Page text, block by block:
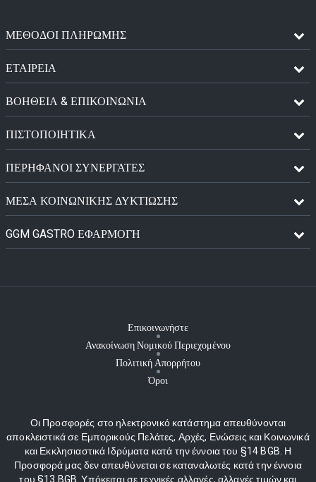
ΜΈΘΟΔΟΙ ΠΛΗΡΩΜΉΣ
ΕΤΑΙΡΕΙΑ
ΒΟΗΘΕΙΑ & ΕΠΙΚΟΙΝΩΝΙΑ
ΠΙΣΤΟΠΟΙΗΤΙΚΆ
ΠΕΡΉΦΑΝΟΙ ΣΥΝΕΡΓΆΤΕΣ
ΜΈΣΑ ΚΟΙΝΩΝΙΚΉΣ ΔΥΚΤΊΩΣΗΣ
GGM GASTRO ΕΦΑΡΜΟΓΉ
Επικοινωνήστε
Ανακοίνωση Νομικού Περιεχομένου
Πολιτική Απορρήτου
Όροι
Οι Προσφορές στο ηλεκτρονικό κατάστημα απευθύνονται
αποκλειστικά σε Εμπορικούς Πελάτες, Αρχές, Ενώσεις και Κοινωνικά
και Εκκλησιαστικά Ιδρύματα κατά την έννοια του §14 BGB. Η
Προσφορά μας δεν απευθύνεται σε καταναλωτές κατά την έννοια
του §13 BGB. Υπόκειται σε τεχνικές αλλαγές, αλλαγές τιμών και